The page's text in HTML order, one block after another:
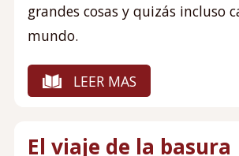
grandes cosas y quizás incluso
mundo.
LEER MAS
El viaje de la basura